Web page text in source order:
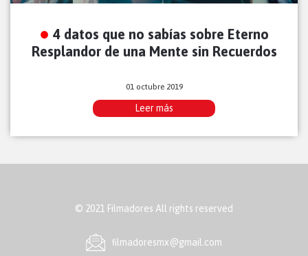
4 datos que no sabías sobre Eterno
Resplandor de una Mente sin Recuerdos
01 octubre 2019
Leer más
© 2021 Filmadores All rights reserved
ﬁlmadoresmx@gmail.com